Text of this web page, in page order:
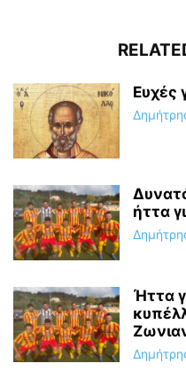
Ευχές
ήττα
Ήττα